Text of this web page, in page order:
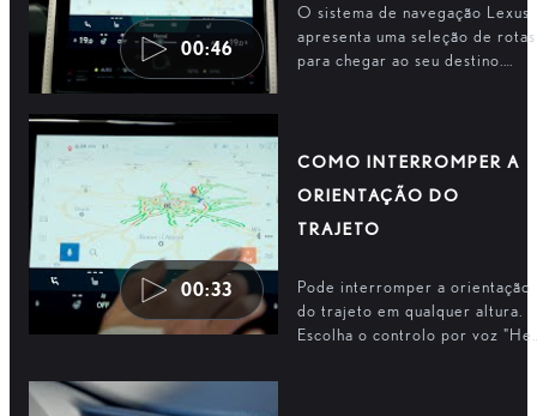
00:46
O sistema de navegação Lexus
apresenta uma seleção de rotas
para chegar ao seu destino.
00:33
COMO INTERROMPER A
ORIENTAÇÃO DO
TRAJETO
Pode interromper a orientação
do trajeto em qualquer altura.
Escolha o controlo por voz